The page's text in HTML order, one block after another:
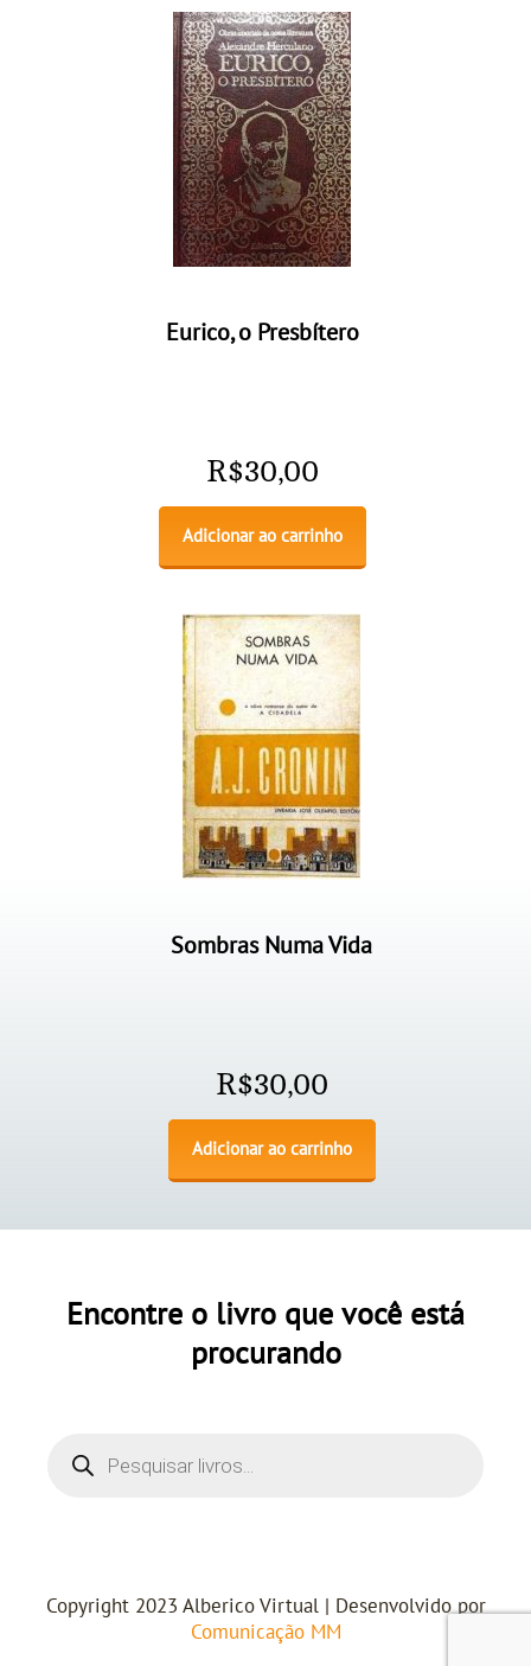
Eurico, o Presbítero
R$30,00
Adicionar ao carrinho
Sombras Numa Vida
R$30,00
Adicionar ao carrinho
Encontre o livro que você está
procurando
Copyright 2023 Alberico Virtual | Desenvolvido por
Comunicação MM